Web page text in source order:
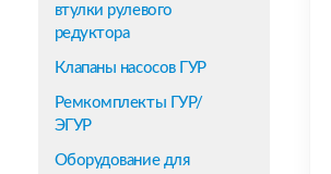
втулки рулевого
редуктора
Клапаны насосов ГУР
Ремкомплекты ГУР/
ЭГУР
Оборудование для